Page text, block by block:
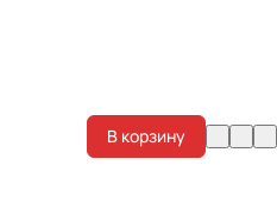
В корзину